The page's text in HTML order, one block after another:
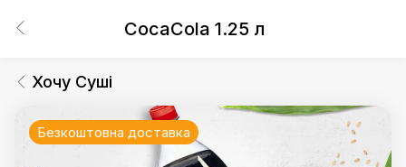
CocaCola 1.25 л
Хочу Суші
Безкоштовна доставка